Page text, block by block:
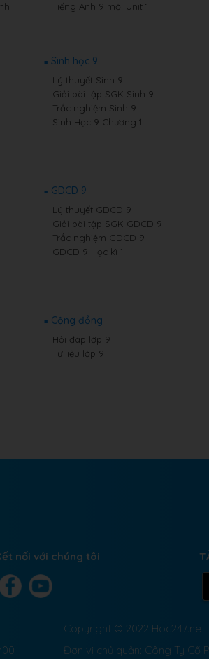
Tiếng Anh 9 mới Unit 1
Sinh học 9
Lý thuyết Sinh 9
Giải bài tập SGK Sinh 9
Trắc nghiệm Sinh 9
Sinh Học 9 Chương 1
GDCD 9
Lý thuyết GDCD 9
Giải bài tập SGK GDCD 9
Trắc nghiệm GDCD 9
GDCD 9 Học kì 1
Cộng đồng
Hỏi đáp lớp 9
Tư liệu lớp 9
nối với chúng tôi
Copyright © 2022 Hoc247.net
Đơn vị chủ quản: Công Ty Cổ